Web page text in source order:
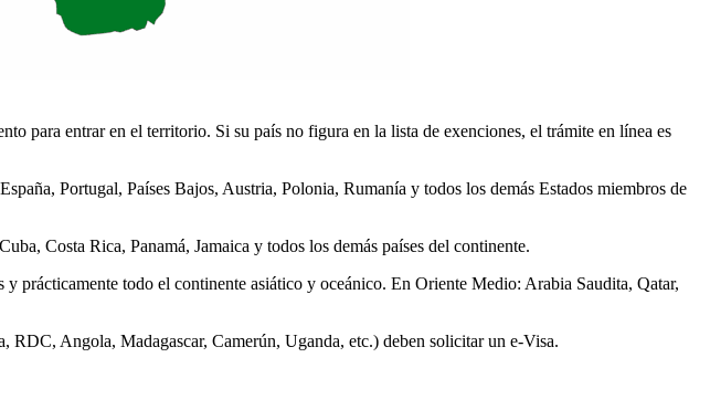
para entrar en el territorio. Si su país no figura en la lista de exenciones, el trámite en línea es
Portugal, Países Bajos, Austria, Polonia, Rumanía y todos los demás Estados miembros de
Costa Rica, Panamá, Jamaica y todos los demás países del continente.
todo el continente asiático y oceánico. En Oriente Medio: Arabia Saudita, Qatar,
Angola, Madagascar, Camerún, Uganda, etc.) deben solicitar un e-Visa.